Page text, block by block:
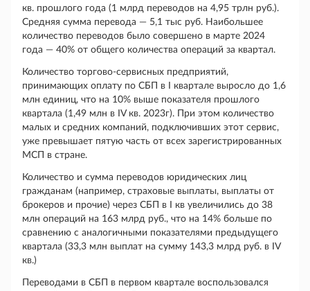
кв. прошлого года (1 млрд переводов на 4,95 трлн руб.).
Средняя сумма перевода — 5,1 тыс руб. Наибольшее
количество переводов было совершено в марте 2024
года — 40% от общего количества операций за квартал.
Количество торгово-сервисных предприятий,
принимающих оплату по СБП в I квартале выросло до 1,6
млн единиц, что на 10% выше показателя прошлого
квартала (1,49 млн в IV кв. 2023г). При этом количество
малых и средних компаний, подключивших этот сервис,
уже превышает пятую часть от всех зарегистрированных
МСП в стране.
Количество и сумма переводов юридических лиц
гражданам (например, страховые выплаты, выплаты от
брокеров и прочие) через СБП в I кв увеличились до 38
млн операций на 163 млрд руб., что на 14% больше по
сравнению с аналогичными показателями предыдущего
квартала (33,3 млн выплат на сумму 143,3 млрд руб. в IV
кв.)
Переводами в СБП в первом квартале воспользовался